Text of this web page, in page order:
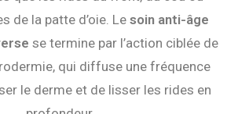
de la patte d’oie. Le soin anti-âge
se termine par l’action ciblée de
qui diffuse une fréquence
le derme et de lisser les rides en